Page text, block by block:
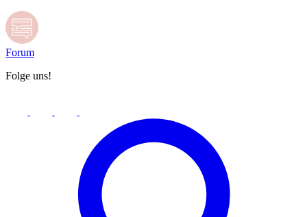
Forum
Folge uns!